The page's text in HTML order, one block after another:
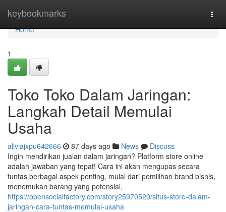
keybookmarks
Home
Home
1
Toko Toko Dalam Jaringan:
Langkah Detail Memulai
Usaha
aliviajxpu642666 87 days ago News
Discuss
Ingin mendirikan jualan dalam jaringan? Platform store online
adalah jawaban yang tepat! Cara ini akan mengupas secara
tuntas berbagai aspek penting, mulai dari pemilihan brand bisnis,
menemukan barang yang potensial,
https://opensocialfactory.com/story25970520/situs-store-dalam-
jaringan-cara-tuntas-memulai-usaha